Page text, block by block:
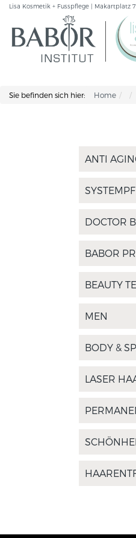
Lisa Kosmetik + Fusspflege | Makartplatz
Sie befinden sich hier: Home
ANTI
DOCTOR
BABOR
BEAUTY
MEN
BODY &
LASER